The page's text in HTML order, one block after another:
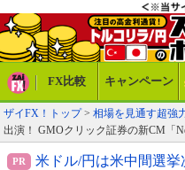
FX比較 キャンペーン
ザイFX！トップ> 相場を見通す超強
出演！ GMOクリック証券の新CM「
米ドル/円は米中間選挙